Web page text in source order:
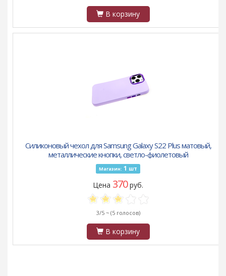
В корзину
Силиконовый чехол для Samsung Galaxy S22 Plus матовый,
металлические кнопки, светло-фиолетовый
Магазин: 1 шт
Цена 370руб.
3/5 ~ (5 голосов)
В корзину